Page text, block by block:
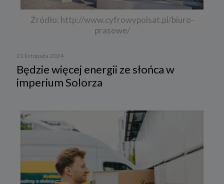
Źródło: http://www.cyfrowypolsat.pl/biuro-
prasowe/
21 listopada 2024
Będzie więcej energii ze słońca w
imperium Solorza